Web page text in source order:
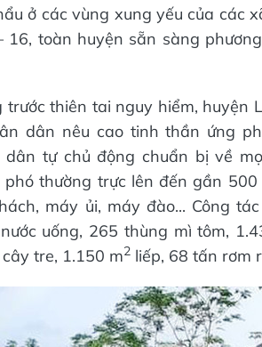
ở các vùng xung yếu của các
16, toàn huyện sẵn sàng
thiên tai nguy hiểm, huyện
dân nêu cao tinh thần ứng
dân tự chủ động chuẩn bị về
thường trực lên đến gần
máy ủi, máy đào... Công
uống, 265 thùng mì tôm,
tre, 1.150 m2 liếp, 68 tấn rơm